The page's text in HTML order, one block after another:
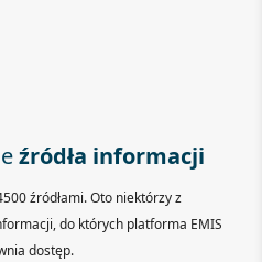
źródła informacji
źródłami. Oto niektórzy z
do których platforma EMIS
dostęp.